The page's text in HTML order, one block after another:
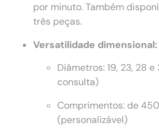
por minuto. Também
três peças.
Versatilidade dimensional:
Diâmetros: 19, 23, 28
consulta)
Comprimentos: de
(personalizável)